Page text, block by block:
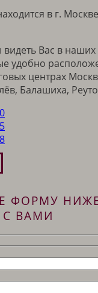
в г.
Вас в
удобно
центрах
Балашиха,
ФОРМУ
ВАМИ